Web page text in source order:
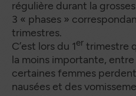
régulière durant la
3 « phases »
trimestres.
C’est lors du 1er trimestre
la moins importante,
certaines femmes
nausées et des